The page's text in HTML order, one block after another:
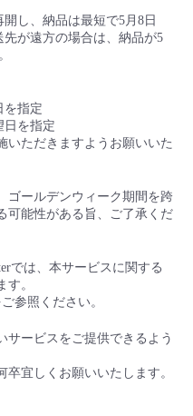
開し、納品は最短で5月 8 日
が遠方の場合は、納品が5
を指定
日を指定
いただきますようお願いいた
ゴールデンウィーク期間を跨
可能性がある旨、ご了承くだ
では、本サービスに関する
。
参照ください。
サービスをご提供できるよう
宜しくお願いいたします。